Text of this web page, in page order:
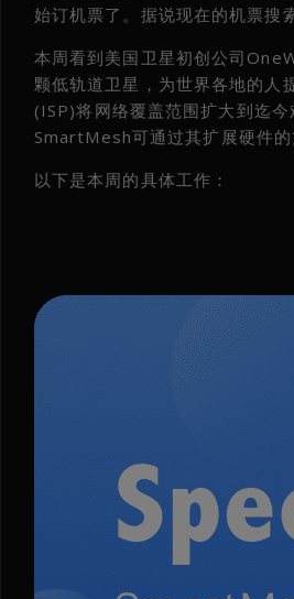
始订机票了。据说现在的机票搜
本周看到美国卫星初创公司
颗低轨道卫星，为世界各地的人
(ISP)将网络覆盖范围扩大到迄
SmartMesh可通过其扩展硬件
以下是本周的具体工作：